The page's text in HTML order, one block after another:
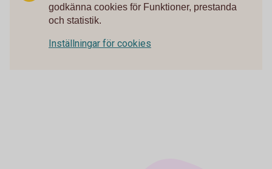
godkänna cookies för Funktioner, prestanda
och statistik.
Inställningar för cookies